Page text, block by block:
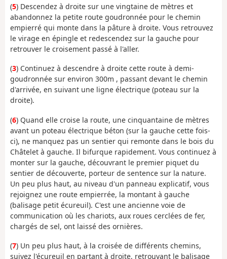
(5) Descendez à droite sur une vingtaine de mètres et
abandonnez la petite route goudronnée pour le chemin
empierré qui monte dans la pâture à droite. Vous retrouvez
le virage en épingle et redescendez sur la gauche pour
retrouver le croisement passé à l'aller.
(3) Continuez à descendre à droite cette route à demi-
goudronnée sur environ 300m , passant devant le chemin
d'arrivée, en suivant une ligne électrique (poteau sur la
droite).
(6) Quand elle croise la route, une cinquantaine de mètres
avant un poteau électrique béton (sur la gauche cette fois-
ci), ne manquez pas un sentier qui remonte dans le bois du
Châtelet à gauche. Il bifurque rapidement. Vous continuez à
monter sur la gauche, découvrant le premier piquet du
sentier de découverte, porteur de sentence sur la nature.
Un peu plus haut, au niveau d'un panneau explicatif, vous
rejoignez une route empierrée, la montant à gauche
(balisage petit écureuil). C'est une ancienne voie de
communication où les chariots, aux roues cerclées de fer,
chargés de sel, ont laissé des ornières.
(7) Un peu plus haut, à la croisée de différents chemins,
suivez l'écureuil en partant à droite, retrouvant le balisage